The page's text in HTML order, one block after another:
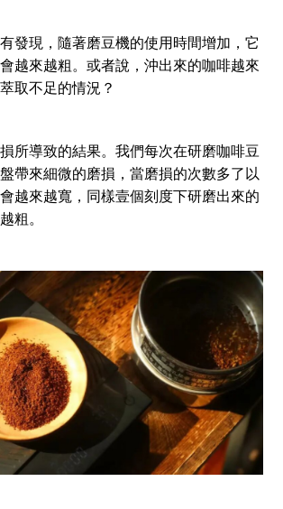
發現，隨著磨豆機的使用時間增加，它
越來越粗。或者說，沖出來的咖啡越來
取不足的情況？
所導致的結果。我們每次在研磨咖啡豆
帶來細微的磨損，當磨損的次數多了以
越來越寬，同樣壹個刻度下研磨出來的
粗。